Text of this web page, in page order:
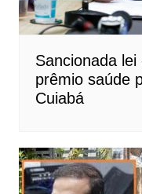
Sancionada
prêmio saúde
Cuiabá